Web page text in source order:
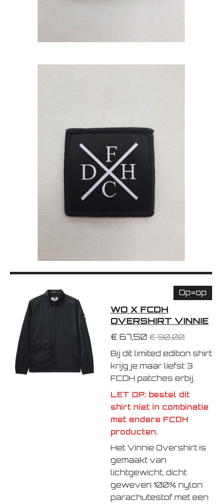
Op=op
WO X FCDH
OVERSHIRT VINNIE
€ 67,50 € 90,00
Bij dit limited edition shirt
krijg je maar liefst 3
FCDH patches erbij.
LET OP: bestel dit
shirt niet in combinatie
met andere FCDH
producten.
Het Vinnie Overshirt is
gemaakt van
lichtgewicht, dicht
geweven 100% nylon
parachutestof met een